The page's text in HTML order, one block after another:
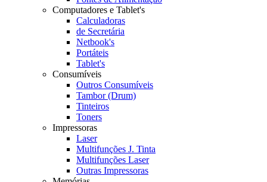
Computadores e Tablet's
Calculadoras
de Secretária
Netbook's
Portáteis
Tablet's
Consumíveis
Outros Consumíveis
Tambor (Drum)
Tinteiros
Toners
Impressoras
Laser
Multifunções J. Tinta
Multifunções Laser
Outras Impressoras